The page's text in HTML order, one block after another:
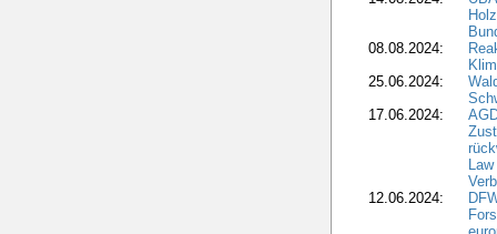
08.08.2024:
25.06.2024:
17.06.2024:
12.06.2024: